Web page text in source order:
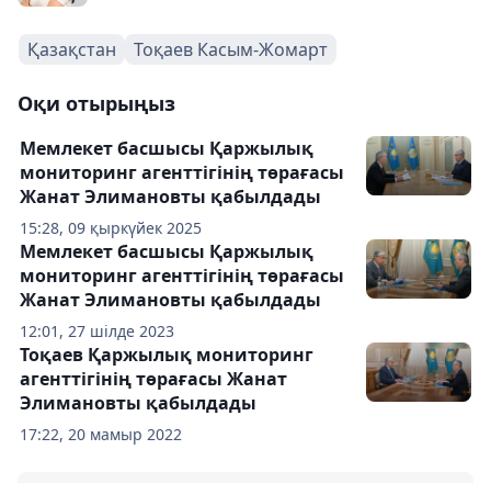
Қазақстан Тоқаев Касым-Жомарт
Оқи отырыңыз
15:28, 09 қыркүйек 2025
Мемлекет басшысы Қаржылық
мониторинг агенттігінің төрағасы
Жанат Элимановты қабылдады
12:01, 27 шілде 2023
Мемлекет басшысы Қаржылық
мониторинг агенттігінің төрағасы
Жанат Элимановты қабылдады
17:22, 20 мамыр 2022
Тоқаев Қаржылық мониторинг
агенттігінің төрағасы Жанат
Элимановты қабылдады